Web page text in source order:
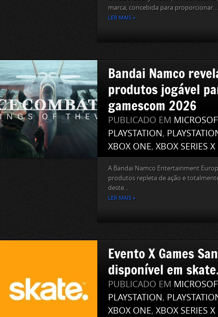
marca, concebida para proporcionar...
LER MAIS »
Bandai Namco
produtos jogável
gamescom 2026
PUBLICADO EM
PLAYSTATION,
XBOX ONE, XBOX SERIES X
A Bandai Namco Entertainment
produtos repleta de ação e
deste...
LER MAIS »
Evento X Games
disponível em
PUBLICADO EM
PLAYSTATION,
XBOX ONE, XBOX SERIES X